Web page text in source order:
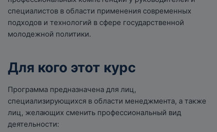
специалистов в области применения современных
подходов и технологий в сфере государственной
молодежной политики.
Для кого этот курс
Программа предназначена для лиц,
специализирующихся в области менеджмента, а также
лиц, желающих сменить профессиональный вид
деятельности: